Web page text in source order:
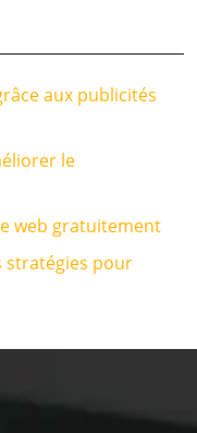
aux publicités
le
web gratuitement
stratégies pour